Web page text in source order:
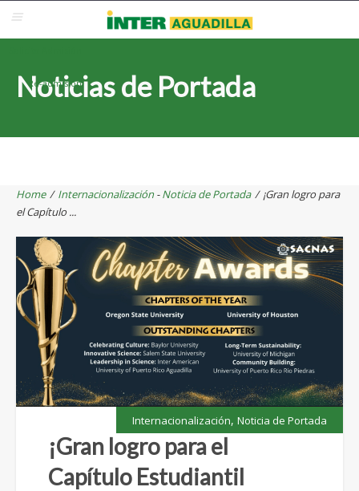
Correo Electrónico
Re-admisión
Noticias de Portada
Home / Internacionalización -Noticia de Portada / ¡Gran logro para
el Capítulo ...
Internacionalización, Noticia de Portada
¡Gran logro para el
Capítulo Estudiantil